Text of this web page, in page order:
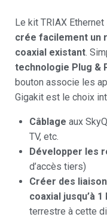
Le kit TRIAX
crée facilement un
coaxial existant.
technologie Plug &
bouton associe les
Gigakit est le choix
Câblage aux
TV, etc.
Développer les
d’accès tiers)
Créer des
coaxial jusqu’à 1
terrestre à cette